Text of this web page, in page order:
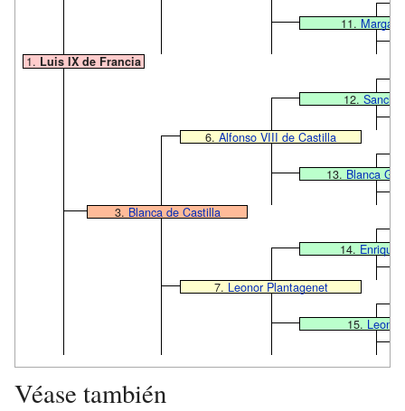
11.
1.Luis IX de Francia
12.
6.Alfonso VIII de Castilla
13.Blanca
3.Blanca de Castilla
14.Enrique
7.Leonor Plantagenet
15.
Véase también